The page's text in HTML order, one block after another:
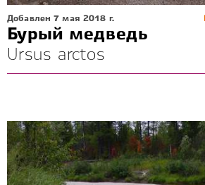
Добавлен 7 мая 2018 г.
Бурый медведь
Ursus arctos